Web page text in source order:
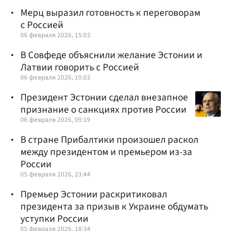
Мерц выразил готовность к переговорам
с Россией
06 февраля 2026, 15:03
В Совфеде объяснили желание Эстонии и
Латвии говорить с Россией
06 февраля 2026, 10:03
Президент Эстонии сделал внезапное
признание о санкциях против России
06 февраля 2026, 09:19
В стране Прибалтики произошел раскол
между президентом и премьером из-за
России
05 февраля 2026, 23:44
Премьер Эстонии раскритиковал
президента за призыв к Украине обдумать
уступки России
05 февраля 2026, 18:34